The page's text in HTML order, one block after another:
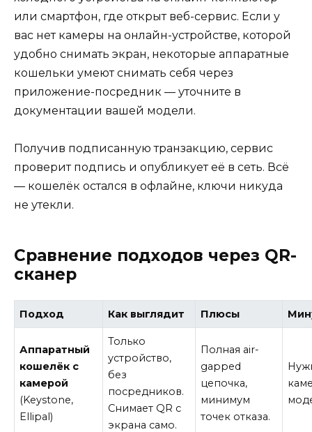
или смартфон, где открыт веб-сервис. Если у
вас нет камеры на онлайн-устройстве, которой
удобно снимать экран, некоторые аппаратные
кошельки умеют снимать себя через
приложение-посредник — уточните в
документации вашей модели.
Получив подписанную транзакцию, сервис
проверит подпись и опубликует её в сеть. Всё
— кошелёк остался в офлайне, ключи никуда
не утекли.
Сравнение подходов через QR-
сканер
Подход Как выглядит Плюсы
Аппаратный
кошелёк с
камерой
(Keystone,
Ellipal)
Только
устройство,
без
посредников.
Снимает QR с
экрана само.
Полная air-
gapped
цепочка,
минимум
точек отказа.